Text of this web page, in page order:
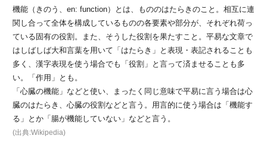
機能（きのう、en: function）とは、もののはたらきのこと。相互に連
関し合って全体を構成しているものの各要素や部分が、それぞれ荷っ
ている固有の役割。また、そうした役割を果たすこと。平易な文章で
はしばしば大和言葉を用いて「はたらき」と表現・表記されることも
多く、漢字表現を使う場合でも「役割」と言って済ませることも多
い。「作用」とも。
「心臓の機能」などと使い、まったく同じ意味で平易に言う場合は心
臓のはたらき、心臓の役割などと言う。用言的に使う場合は「機能す
る」とか「腸が機能していない」などと言う。
(出典:Wikipedia)